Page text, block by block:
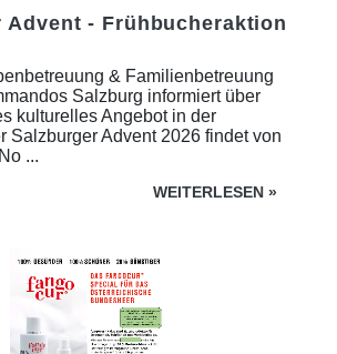
Advent - Frühbucheraktion
& Familienbetreuung
Salzburg informiert über
kulturelles Angebot in der
Salzburger Advent 2026 findet von
...
WEITERLESEN »